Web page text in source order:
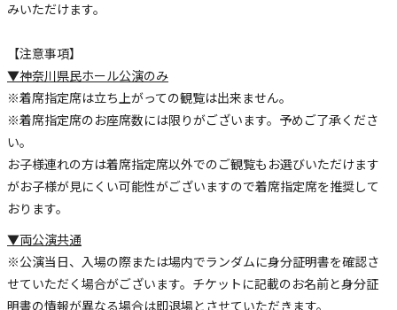
みいただけます。
【注意事項】
▼神奈川県民ホール公演のみ
※着席指定席は立ち上がっての観覧は出来ません。
※着席指定席のお座席数には限りがございます。予めご了承くださ
い。
お子様連れの方は着席指定席以外でのご観覧もお選びいただけます
がお子様が見にくい可能性がございますので着席指定席を推奨して
おります。
▼両公演共通
※公演当日、入場の際または場内でランダムに身分証明書を確認さ
せていただく場合がございます。チケットに記載のお名前と身分証
明書の情報が異なる場合は即退場とさせていただきます。